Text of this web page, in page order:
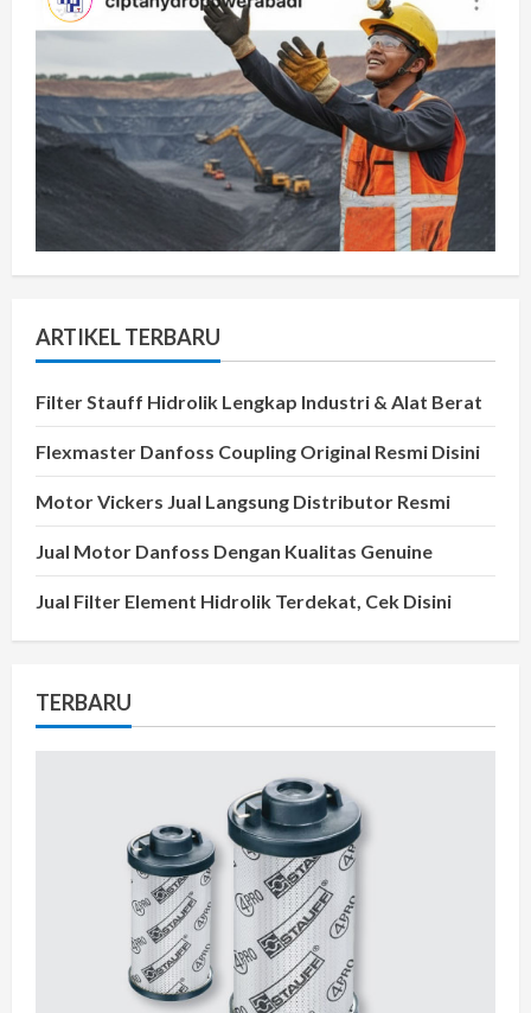
ARTIKEL TERBARU
Filter Stauff Hidrolik Lengkap Industri & Alat Berat
Flexmaster Danfoss Coupling Original Resmi Disini
Motor Vickers Jual Langsung Distributor Resmi
Jual Motor Danfoss Dengan Kualitas Genuine
Jual Filter Element Hidrolik Terdekat, Cek Disini
TERBARU